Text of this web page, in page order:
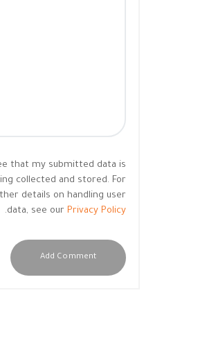
that my submitted data is
collected and stored. For
details on handling user
data, see ourPrivacy Policy
.